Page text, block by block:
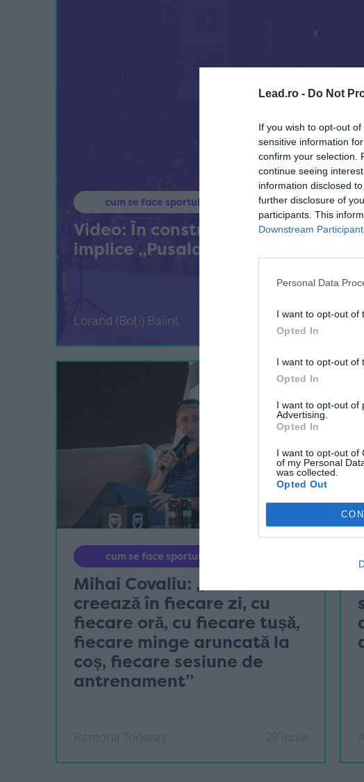
Lead.ro - Do Not
If you wish to opt-out
sensitive information
confirm your selection.
continue seeing
information disclosed
further disclosure of
participants. This
Downstream
Personal Data
I want to opt-out of
Opted In
I want to opt-out of
Opted In
I want to opt-out of
Advertising.
Opted In
I want to opt-out of
of my Personal
was collected.
Opted Out
cum se face sportul bine
Video: În construcția noului
implice „Pusalari” dinamoviști
Lorand (Boți) Balint
cum se face sportul bine
Mihai Covaliu: „Viitorul se
creează în fiecare zi, cu
fiecare oră, cu fiecare tușă,
fiecare minge aruncată la
coș, fiecare sesiune de
antrenament”